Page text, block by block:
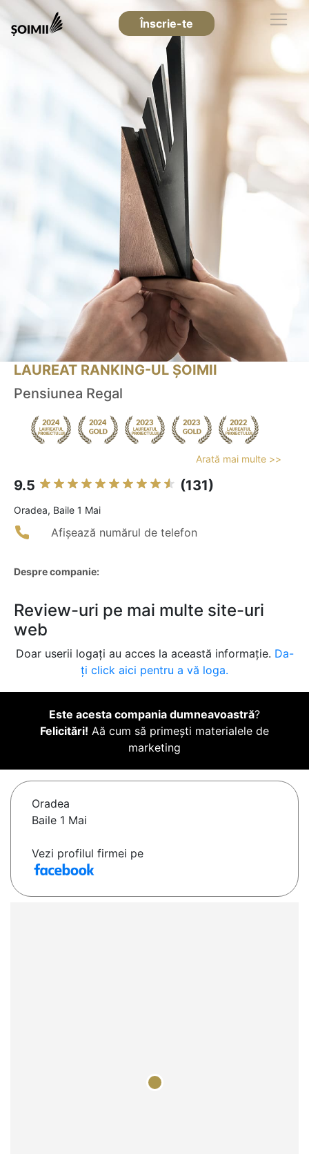
Înscrie-te
LAUREAT RANKING-UL ȘOIMII
Pensiunea Regal
Arată mai multe >>
9.5 (131)
Oradea, Baile 1 Mai
Afișează numărul de telefon
Despre companie:
Review-uri pe mai multe site-uri
web
Doar userii logați au acces la această informație. Da-
ți click aici pentru a vă loga.
Este acesta compania dumneavoastră?
Felicitări! Aă cum să primești materialele de
marketing
Oradea
Baile 1 Mai
Vezi profilul firmei pe